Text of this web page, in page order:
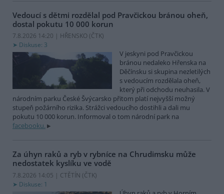
Vedoucí s dětmi rozdělal pod Pravčickou bránou oheň,
dostal pokutu 10 000 korun
7.8.2026 14:20 | HŘENSKO (ČTK)
Diskuse: 3
V jeskyni pod Pravčickou
bránou nedaleko Hřenska na
Děčínsku si skupina nezletilých
s vedoucím rozdělala oheň,
který při odchodu neuhasila. V
národním parku České Švýcarsko přitom platí nejvyšší možný
stupeň požárního rizika. Strážci vedoucího dostihli a dali mu
pokutu 10 000 korun. Informoval o tom národní park na
facebooku.
Za úhyn raků a ryb v rybníce na Chrudimsku může
nedostatek kyslíku ve vodě
7.8.2026 14:05 | CTĚTÍN (ČTK)
Diskuse: 1